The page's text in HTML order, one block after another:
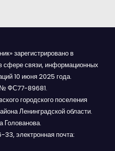
зарегистрировано в
сфере связи, информационных
10 июня 2025 года.
№ ФС77-89681.
городского поселения
Ленинградской области.
Голованова.
электронная почта: